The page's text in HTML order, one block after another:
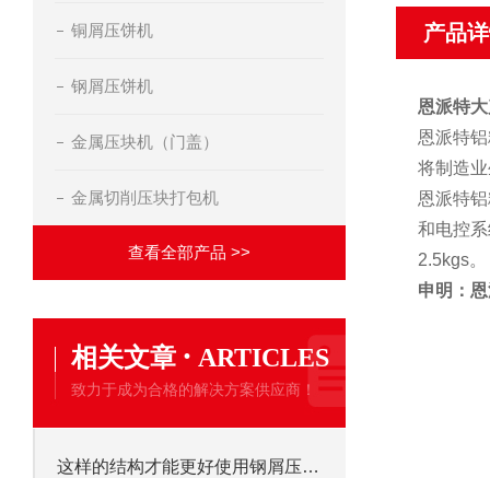
铜屑压饼机
钢屑压饼机
金属压块机（门盖）
金属切削压块打包机
查看全部产品 >>
相关文章 · ARTICLES
致力于成为合格的解决方案供应商！
这样的结构才能更好使用钢屑压饼机
产品
恩派特
恩派特
将制造
恩派特
和电控
2.5kgs。
申明：